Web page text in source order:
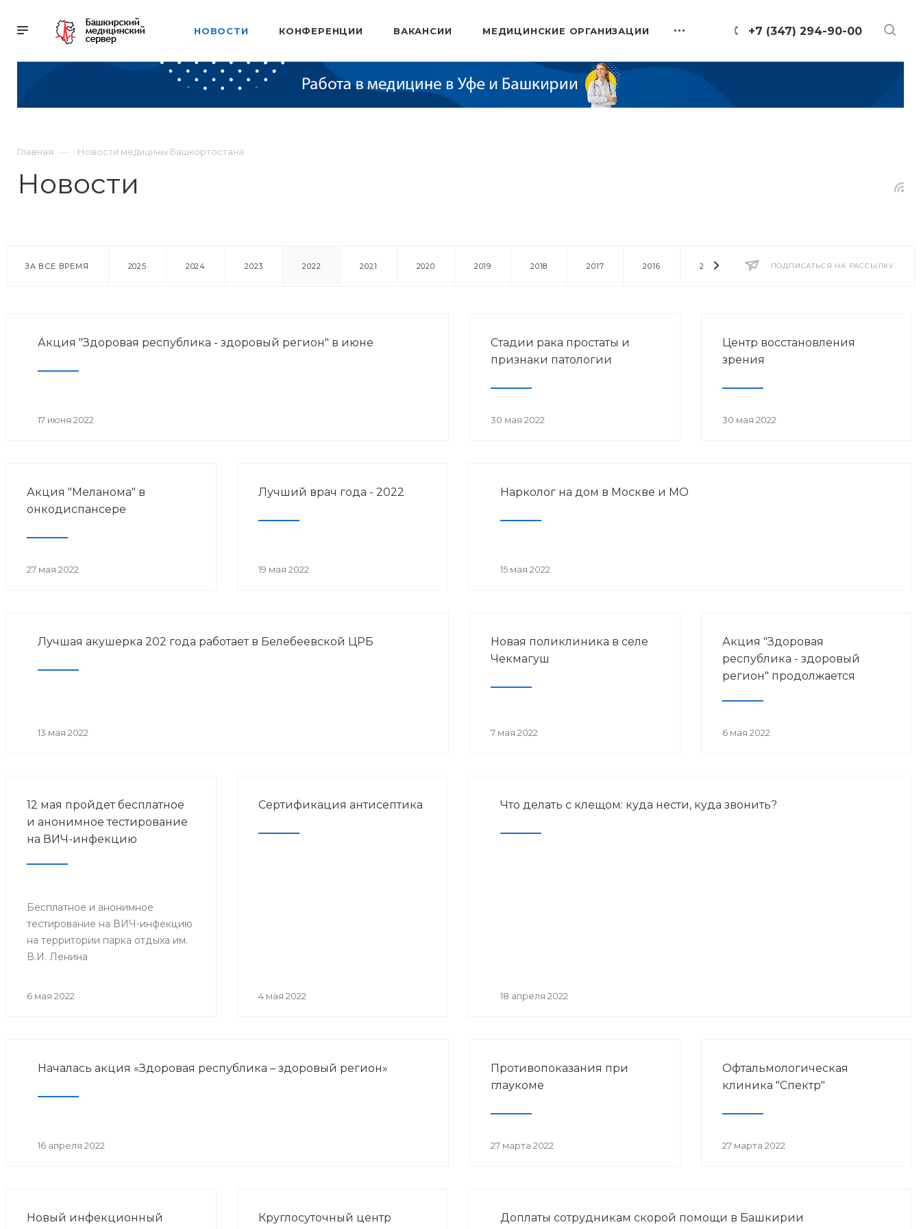
+7 (347) 294-90-00
НОВОСТИ КОНФЕРЕНЦИИ ВАКАНСИИ МЕДИЦИНСКИЕ ОРГАНИЗАЦИИ
Главная Новости медицины Башкортостана
Новости
ПОДПИСАТЬСЯ НА РАССЫЛКУ
ЗА ВСЕ ВРЕМЯ 2025 2024 2023 2022 2021 2020 2019 2018 2017 2016 2014 2013 2012 2011
Акция "Здоровая республика - здоровый регион" в июне
17 июня 2022
Стадии рака простаты и
признаки патологии
30 мая 2022
Центр восстановления
зрения
30 мая 2022
Акция "Меланома" в
онкодиспансере
27 мая 2022
Лучший врач года - 2022
19 мая 2022
Нарколог на дом в Москве и МО
15 мая 2022
Лучшая акушерка 202 года работает в Белебеевской ЦРБ
13 мая 2022
Новая поликлиника в селе
Чекмагуш
7 мая 2022
Акция "Здоровая
республика - здоровый
регион" продолжается
6 мая 2022
12 мая пройдет бесплатное
и анонимное тестирование
на ВИЧ-инфекцию
Бесплатное и анонимное
тестирование на ВИЧ-инфекцию
на территории парка отдыха им.
В.И. Ленина
6 мая 2022
Сертификация антисептика
4 мая 2022
Что делать с клещом: куда нести, куда звонить?
18 апреля 2022
Началась акция «Здоровая республика – здоровый регион»
16 апреля 2022
Противопоказания при
глаукоме
27 марта 2022
Офтальмологическая
клиника "Спектр"
27 марта 2022
Новый инфекционный
Круглосуточный центр
Доплаты сотрудникам скорой помощи в Башкирии